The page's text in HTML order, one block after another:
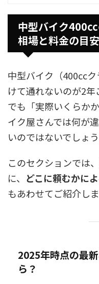
中型バイク
相場と料金の目安
中型バイク（400cc
けて通れないのが2年
でも「実際いくらか
イク屋さんでは何が
いのではないでしょう
このセクションでは
に、 どこに頼むかに
もあわせてご紹介しま
2025年時点の最
ら？